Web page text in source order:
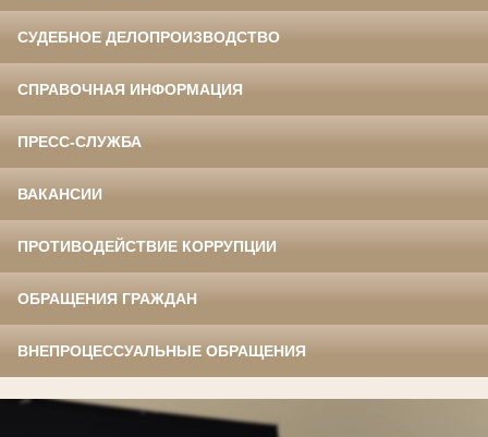
СУДЕБНОЕ ДЕЛОПРОИЗВОДСТВО
СПРАВОЧНАЯ ИНФОРМАЦИЯ
ПРЕСС-СЛУЖБА
ВАКАНСИИ
ПРОТИВОДЕЙСТВИЕ КОРРУПЦИИ
ОБРАЩЕНИЯ ГРАЖДАН
ВНЕПРОЦЕССУАЛЬНЫЕ ОБРАЩЕНИЯ